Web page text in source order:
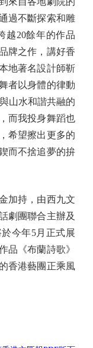
過不斷探索和雕
越20餘年的作品
牌之作，講好香
地著名設計師靳
者以身體的律動
山水和諧共融的
而我投身舞蹈也
希望擦出更多的
而不捨追夢的拚
加持，由西九文
劇團聯合主辦及
今年5月正式展
品《布蘭詩歌》
香港藝團正乘風